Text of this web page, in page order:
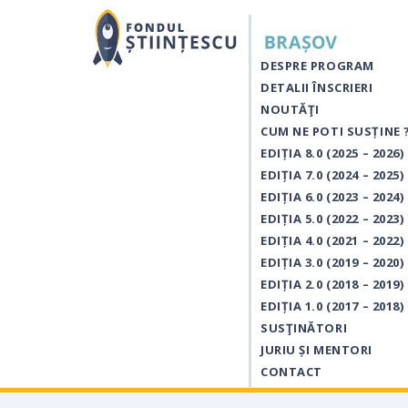
DESPRE PROGRAM
DETALII ÎNSCRIERI
NOUTĂŢI
CUM NE POTI SUSȚINE
EDIȚIA 8.0 (2025 – 2026)
EDIȚIA 7.0 (2024 – 2025)
EDIȚIA 6.0 (2023 – 2024)
EDIȚIA 5.0 (2022 – 2023)
EDIȚIA 4.0 (2021 – 2022)
EDIȚIA 3.0 (2019 – 2020)
EDIȚIA 2.0 (2018 – 2019)
EDIȚIA 1.0 (2017 – 2018)
SUSŢINĂTORI
JURIU ȘI MENTORI
CONTACT